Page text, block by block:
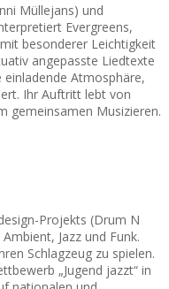
Müllejans) und
Evergreens,
besonderer Leichtigkeit
angepasste Liedtexte
Atmosphäre,
Ihr Auftritt lebt von
gemeinsamen Musizieren.
Projekts (Drum N
Jazz und Funk.
Schlagzeug zu spielen.
„Jugend jazzt“ in